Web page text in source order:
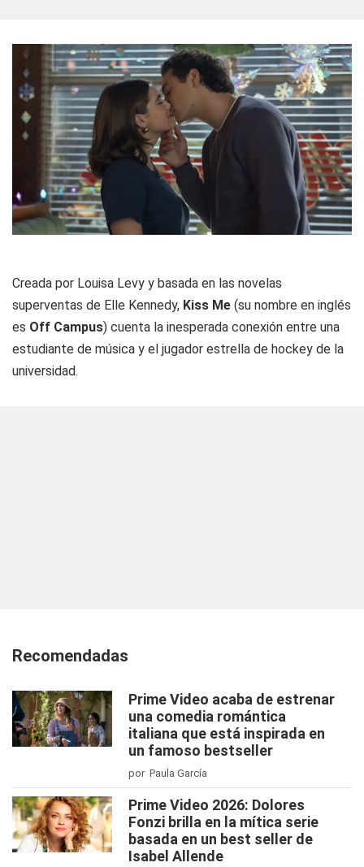
Creada por Louisa Levy y basada en las novelas
superventas de Elle Kennedy, Kiss Me (su nombre en inglés
es Off Campus) cuenta la inesperada conexión entre una
estudiante de música y el jugador estrella de hockey de la
universidad.
Recomendadas
Prime Video acaba de estrenar
una comedia romántica
italiana que está inspirada en
un famoso bestseller
por Paula García
Prime Video 2026: Dolores
Fonzi brilla en la mítica serie
basada en un best seller de
Isabel Allende